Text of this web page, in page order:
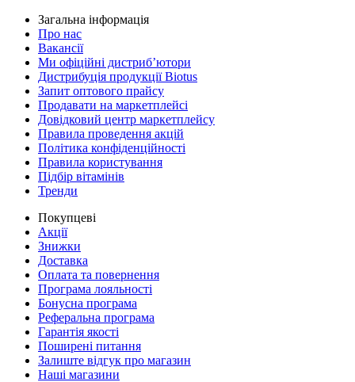
Загальна інформація
Про нас
Вакансії
Ми офіційні дистриб’ютори
Дистрибуція продукції Biotus
Запит оптового прайсу
Продавати на маркетплейсі
Довідковий центр маркетплейсу
Правила проведення акцій
Політика конфіденційності
Правила користування
Підбір вітамінів
Тренди
Покупцеві
Акції
Знижки
Доставка
Оплата та повернення
Програма лояльності
Бонусна програма
Реферальна програма
Гарантія якості
Поширені питання
Залиште відгук про магазин
Наші магазини